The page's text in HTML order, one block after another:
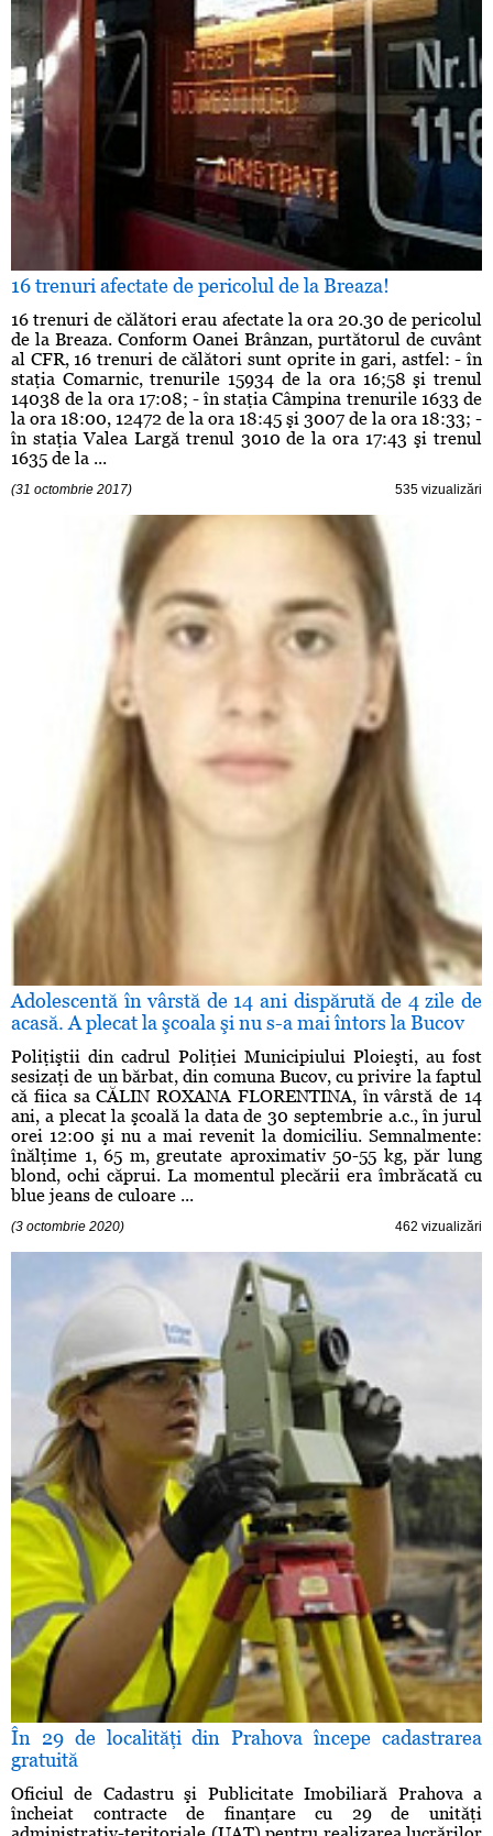
16 trenuri afectate de pericolul de la Breaza!
16 trenuri de călători erau afectate la ora 20.30 de pericolul
de la Breaza. Conform Oanei Brânzan, purtătorul de cuvânt
al CFR, 16 trenuri de călători sunt oprite in gari, astfel: - în
staţia Comarnic, trenurile 15934 de la ora 16;58 şi trenul
14038 de la ora 17:08; - în staţia Câmpina trenurile 1633 de
la ora 18:00, 12472 de la ora 18:45 şi 3007 de la ora 18:33; -
în staţia Valea Largă trenul 3010 de la ora 17:43 şi trenul
1635 de la ...
(31 octombrie 2017) 535 vizualizări
Adolescentă în vârstă de 14 ani dispărută de 4 zile de
acasă. A plecat la şcoala şi nu s-a mai întors la Bucov
Poliţiştii din cadrul Poliţiei Municipiului Ploieşti, au fost
sesizaţi de un bărbat, din comuna Bucov, cu privire la faptul
că fiica sa CĂLIN ROXANA FLORENTINA, în vârstă de 14
ani, a plecat la şcoală la data de 30 septembrie a.c., în jurul
orei 12:00 şi nu a mai revenit la domiciliu. Semnalmente:
înălţime 1, 65 m, greutate aproximativ 50-55 kg, păr lung
blond, ochi căprui. La momentul plecării era îmbrăcată cu
blue jeans de culoare ...
(3 octombrie 2020) 462 vizualizări
În 29 de localităţi din Prahova începe cadastrarea
gratuită
Oficiul de Cadastru şi Publicitate Imobiliară Prahova a
încheiat contracte de finanţare cu 29 de unităţi